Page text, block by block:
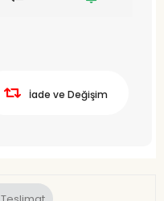
İade ve Değişim